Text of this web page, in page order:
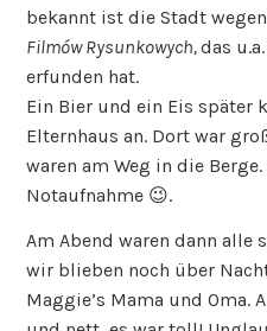
bekannt ist die Stadt
Filmów Rysunkowych,das
erfunden hat.
Ein Bier und ein Eis später
Elternhaus an. Dort war
waren am Weg in die
Notaufnahme 😉.
Am Abend waren dann alle
wir blieben noch über
Maggie’s Mama und